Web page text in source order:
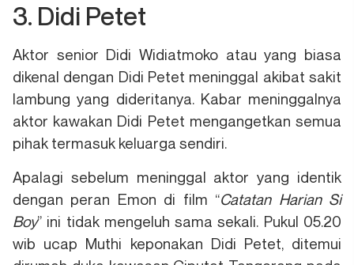
3. Didi Petet
Aktor senior Didi Widiatmoko atau yang biasa
dikenal dengan Didi Petet meninggal akibat sakit
lambung yang dideritanya. Kabar meninggalnya
aktor kawakan Didi Petet mengangetkan semua
pihak termasuk keluarga sendiri.
Apalagi sebelum meninggal aktor yang identik
dengan peran Emon di film “Catatan Harian Si
Boy” ini tidak mengeluh sama sekali. Pukul 05.20
wib ucap Muthi keponakan Didi Petet, ditemui